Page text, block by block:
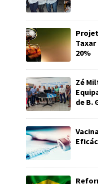
20%
Zé
de B.